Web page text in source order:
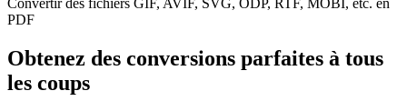
PDF
Obtenez des conversions parfaites à tous
les coups